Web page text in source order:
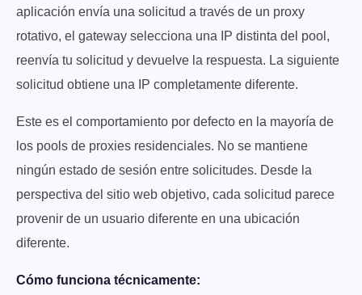
aplicación envía una solicitud a través de un proxy
rotativo, el gateway selecciona una IP distinta del pool,
reenvía tu solicitud y devuelve la respuesta. La siguiente
solicitud obtiene una IP completamente diferente.
Este es el comportamiento por defecto en la mayoría de
los pools de proxies residenciales. No se mantiene
ningún estado de sesión entre solicitudes. Desde la
perspectiva del sitio web objetivo, cada solicitud parece
provenir de un usuario diferente en una ubicación
diferente.
Cómo funciona técnicamente: